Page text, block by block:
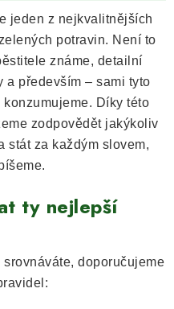
jeden z nejkvalitnějších
potravin. Není to
známe, detailní
a především – sami tyto
Díky této
zodpovědět jakýkoliv
stát za každým slovem,
ty nejlepší
doporučujeme